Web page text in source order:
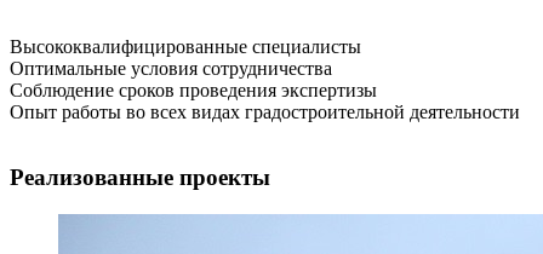
Высококвалифицированные специалисты
Оптимальные условия сотрудничества
Соблюдение сроков проведения экспертизы
Опыт работы во всех видах градостроительной деятельности
Реализованные проекты